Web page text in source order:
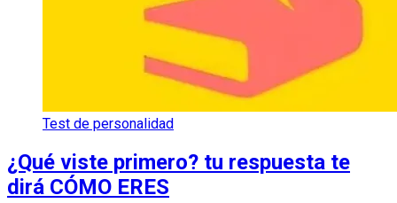
Test de personalidad
¿Qué viste primero? tu respuesta te
dirá CÓMO ERES